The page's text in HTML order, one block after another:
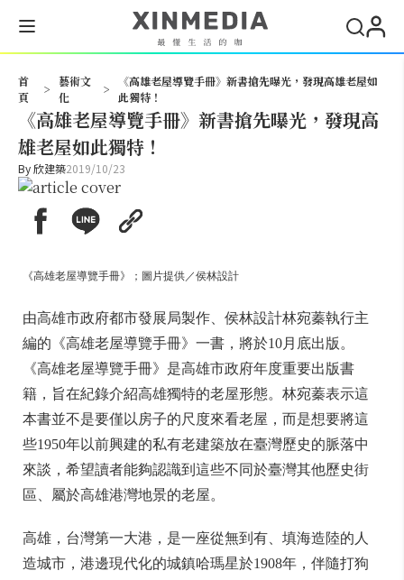
首
頁
>
藝術文
化
>
《高雄老屋導覽手冊》新書搶先曝光，發現高雄老屋如
此獨特！
《高雄老屋導覽手冊》新書搶先曝光，發現高
雄老屋如此獨特！
By欣建築2019/10/23
《高雄老屋導覽手冊》；圖片提供／侯林設計
由高雄市政府都市發展局製作、侯林設計林宛蓁執行主
編的《高雄老屋導覽手冊》一書，將於10月底出版。
《高雄老屋導覽手冊》是高雄市政府年度重要出版書
籍，旨在紀錄介紹高雄獨特的老屋形態。林宛蓁表示這
本書並不是要僅以房子的尺度來看老屋，而是想要將這
些1950年以前興建的私有老建築放在臺灣歷史的脈落中
來談，希望讀者能夠認識到這些不同於臺灣其他歷史街
區、屬於高雄港灣地景的老屋。
高雄，台灣第一大港，是一座從無到有、填海造陸的人
造城市，港邊現代化的城鎮哈瑪星於1908年，伴隨打狗